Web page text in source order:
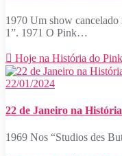
1970 Um show cancelado
1”. 1971 O Pink…
Hoje na História do
22/01/2024
22 de Janeiro na
1969 Nos “Studios des